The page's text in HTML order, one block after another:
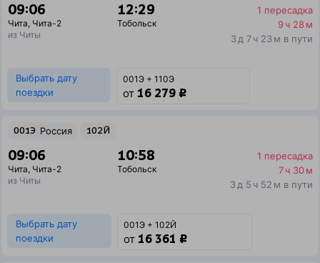
09:06
Чита, Чита-2
из Читы
12:29
Тобольск
1 пересадка
9 ч 28 м
3 д 7 ч 23 м в пути
Выбрать дату
поездки
001Э + 110Э
от 16 279 ₽
001Э Россия 102Й
09:06
Чита, Чита-2
из Читы
10:58
Тобольск
1 пересадка
7 ч 30 м
3 д 5 ч 52 м в пути
Выбрать дату
поездки
001Э + 102Й
от 16 361 ₽